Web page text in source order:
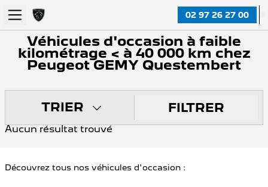
02 97 26 27 00
Véhicules d'occasion à faible
kilométrage < à 40 000 km chez
Peugeot GEMY Questembert
TRIER FILTRER
Aucun résultat trouvé
Découvrez tous nos véhicules d'occasion :